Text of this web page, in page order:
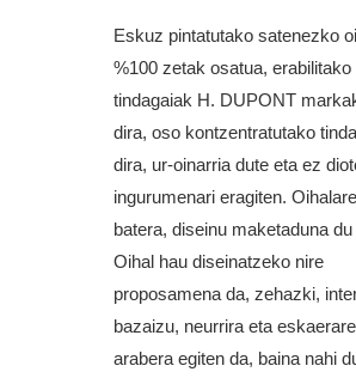
Eskuz pintatutako satenezko
%100 zetak osatua, erabilitako
tindagaiak H. DUPONT
dira, oso kontzentratutako
dira, ur-oinarria dute eta ez
ingurumenari eragiten.
batera, diseinu maketaduna du
Oihal hau diseinatzeko nire
proposamena da, zehazki,
bazaizu, neurrira eta
arabera egiten da, baina nahi